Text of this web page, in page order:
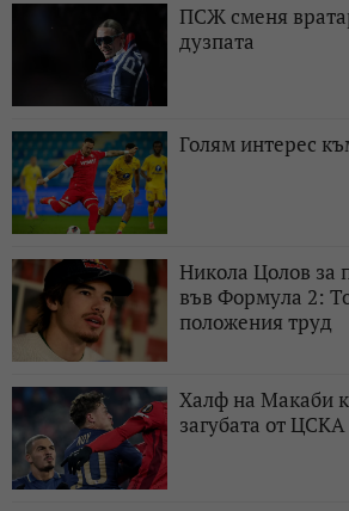
ПСЖ сменя
дузпата
Голям интерес
Никола Цолов за
във Формула 2:
положения труд
Халф на Макаби
загубата от ЦСКА